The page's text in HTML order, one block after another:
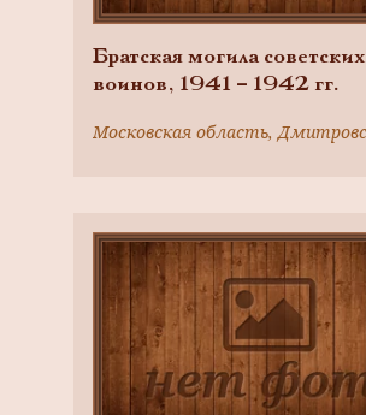
Братская могила советских
воинов, 1941 – 1942 гг.